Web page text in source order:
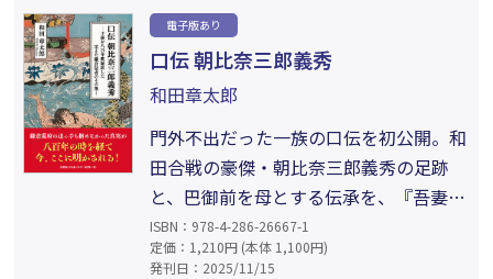
彼が考えたのは、「新劇」の指導だっ
た──。百年前に海外の脚本を演じた
日本初の農村演劇集団の軌跡と、嫩葉
会年鑑をもとに安元の理念と生涯を追
う。
電子版あり
口伝 朝比奈三郎義秀
和田章太郎
門外不出だった一族の口伝を初公開。和
田合戦の豪傑・朝比奈三郎義秀の足跡
と、巴御前を母とする伝承を、『吾妻
鏡』と照合し検証。鎌倉脱出から奥州定
住、薬師様に残る痕跡までを辿り、地域
ISBN：978-4-286-26667-1
定価：1,210円 (本体 1,100円)
発刊日：2025/11/15